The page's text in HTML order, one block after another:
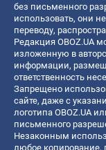
без письменного
использовать, они
переводу,
Редакция OBOZ.UA
изложенную в
информации,
ответственность
Запрещено
сайте, даже с
логотипа OBOZ.UA
письменного
Незаконным
любое копирование,